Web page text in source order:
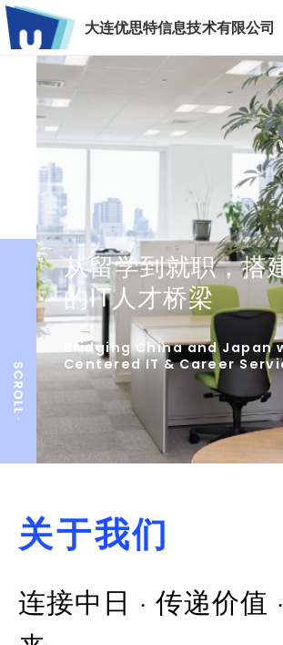
大连优思特信息技术有限公司
从留学到就职，搭
的IT人才桥梁
Bridging China and Japan
Centered IT & Career
关于我们
连接中日 · 传递价值